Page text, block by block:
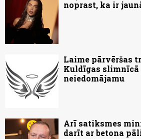
noprast, ka ir
Laime pārvēršas
Kuldīgas
neiedomājamu
Arī satiksmes
darīt ar betona